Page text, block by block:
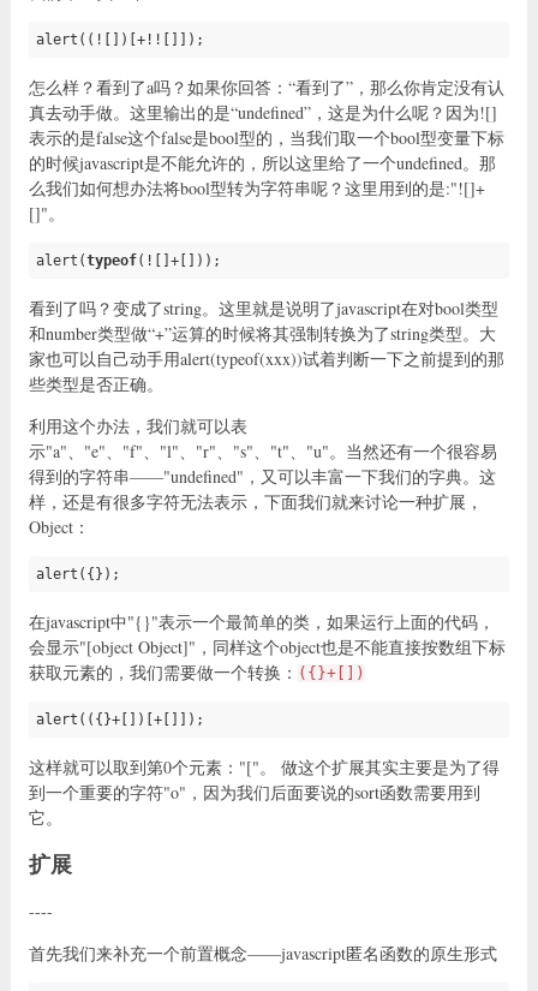
alert((![])[+!![]]);
怎么样？看到了a吗？如果你回答：“看到了”，那么你肯定没有认
真去动手做。这里输出的是“undefined”，这是为什么呢？因为![]
表示的是false这个false是bool型的，当我们取一个bool型变量下标
的时候javascript是不能允许的，所以这里给了一个undefined。那
么我们如何想办法将bool型转为字符串呢？这里用到的是:"![]+
[]"。
alert(typeof(![]+[]));
看到了吗？变成了string。这里就是说明了javascript在对bool类型
和number类型做“+”运算的时候将其强制转换为了string类型。大
家也可以自己动手用alert(typeof(xxx))试着判断一下之前提到的那
些类型是否正确。
利用这个办法，我们就可以表
示"a"、"e"、"f"、"l"、"r"、"s"、"t"、"u"。当然还有一个很容易
得到的字符串——"undefined"，又可以丰富一下我们的字典。这
样，还是有很多字符无法表示，下面我们就来讨论一种扩展，
Object：
alert({});
在javascript中"{}"表示一个最简单的类，如果运行上面的代码，
会显示"[object Object]"，同样这个object也是不能直接按数组下标
获取元素的，我们需要做一个转换： ({}+[])
alert(({}+[])[+[]]);
这样就可以取到第0个元素："["。 做这个扩展其实主要是为了得
到一个重要的字符"o"，因为我们后面要说的sort函数需要用到
它。
扩展
----
首先我们来补充一个前置概念——javascript匿名函数的原生形式